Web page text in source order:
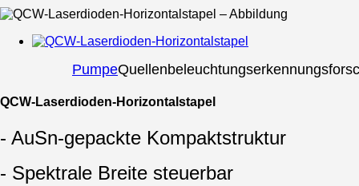
Pumpe
QCW-Laserdioden-Horizontalstapel
- AuSn-gepackte Kompaktstruktur
- Spektrale Breite steuerbar